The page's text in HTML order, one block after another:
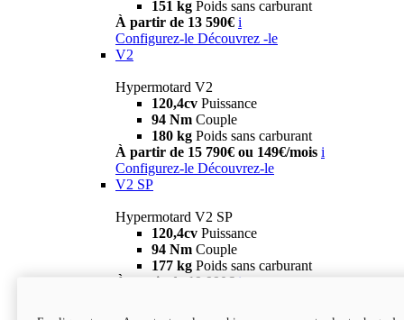
151 kg Poids sans carburant
À partir de 13 590€ i
Configurez-le Découvrez -le
V2
Hypermotard V2
120,4cv Puissance
94 Nm Couple
180 kg Poids sans carburant
À partir de 15 790€ ou 149€/mois i
Configurez-le Découvrez-le
V2 SP
Hypermotard V2 SP
120,4cv Puissance
94 Nm Couple
177 kg Poids sans carburant
À partir de 19 990€ i
new
V2 SP 100